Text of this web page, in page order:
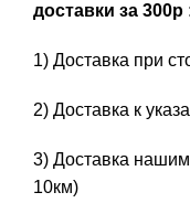
доставки за 300р
1) Доставка при
2) Доставка к
3) Доставка
10км)